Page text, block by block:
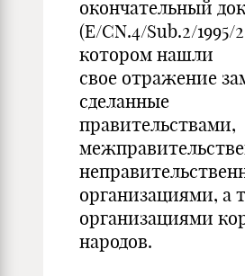
окончательный
(E/CN.4/Sub.2/1995/
котором нашли
свое отражение
сделанные
правительствами,
организациями, а
организациями
народов.